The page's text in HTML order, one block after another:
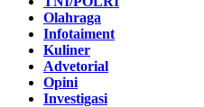
Olahraga
Infotaiment
Kuliner
Advetorial
Opini
Investigasi